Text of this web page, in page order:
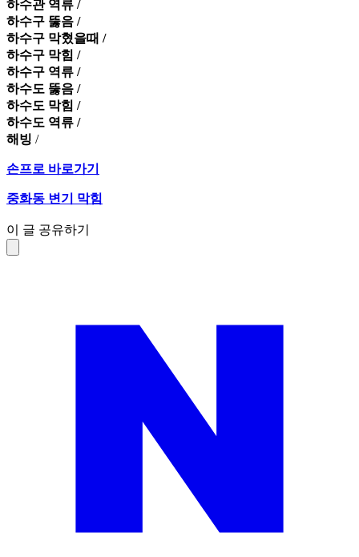
하수관 역류 /
하수구 뚫음 /
하수구 막혔을때 /
하수구 막힘 /
하수구 역류 /
하수도 뚫음 /
하수도 막힘 /
하수도 역류 /
해빙 /
손프로 바로가기
중화동 변기 막힘
이 글 공유하기